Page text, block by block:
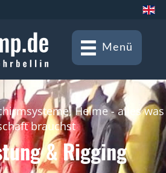
Menü
Helme - alles was
brauchst
& Rigging